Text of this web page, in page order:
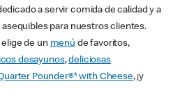
a servir comida de calidad y a
para nuestros clientes.
elige de un menú de favoritos,
desayunos,deliciosas
Pounder®* with Cheese, ¡y